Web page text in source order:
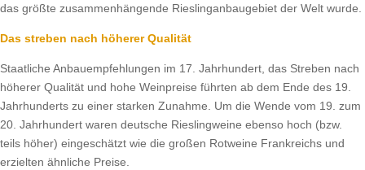
das größte zusammenhängende Rieslinganbaugebiet der Welt wurde.
Das streben nach höherer Qualität
Staatliche Anbauempfehlungen im 17. Jahrhundert, das Streben nach
höherer Qualität und hohe Weinpreise führten ab dem Ende des 19.
Jahrhunderts zu einer starken Zunahme. Um die Wende vom 19. zum
20. Jahrhundert waren deutsche Rieslingweine ebenso hoch (bzw.
teils höher) eingeschätzt wie die großen Rotweine Frankreichs und
erzielten ähnliche Preise.